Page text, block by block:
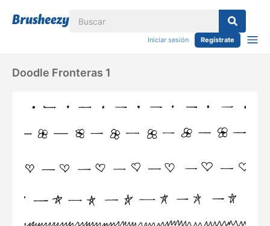
Iniciar sesión Regístrate
Doodle Fronteras 1